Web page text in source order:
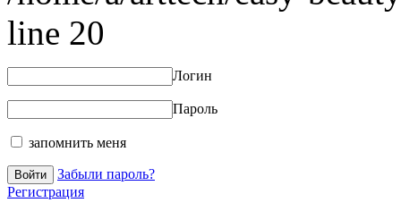
line 20
Логин
Пароль
запомнить меня
Забыли пароль?
Регистрация